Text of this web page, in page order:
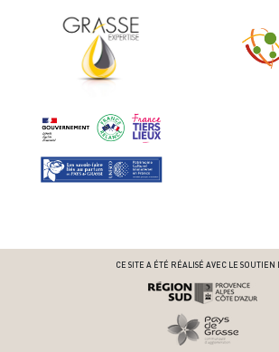
CE SITE A ÉTÉ RÉALISÉ AVEC LE SOUTIEN